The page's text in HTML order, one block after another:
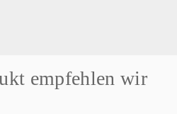
empfehlen wir